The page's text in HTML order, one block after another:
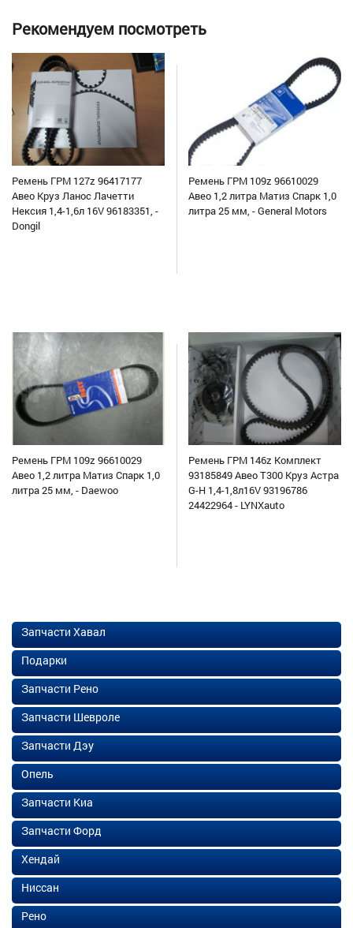
Рекомендуем посмотреть
Ремень ГРМ 127z 96417177
Авео Круз Ланос Лачетти
Нексия 1,4-1,6л 16V 96183351, -
Dongil
Ремень ГРМ 109z 96610029
Авео 1,2 литра Матиз Спарк 1,0
литра 25 мм, - General Motors
Ремень ГРМ 109z 96610029
Авео 1,2 литра Матиз Спарк 1,0
литра 25 мм, - Daewoo
Ремень ГРМ 146z Комплект
93185849 Авео Т300 Круз Астра
G-H 1,4-1,8л16V 93196786
24422964 - LYNXauto
Запчасти Хавал
Подарки
Запчасти Рено
Запчасти Шевроле
Запчасти Дэу
Опель
Запчасти Киа
Запчасти Форд
Хендай
Ниссан
Рено